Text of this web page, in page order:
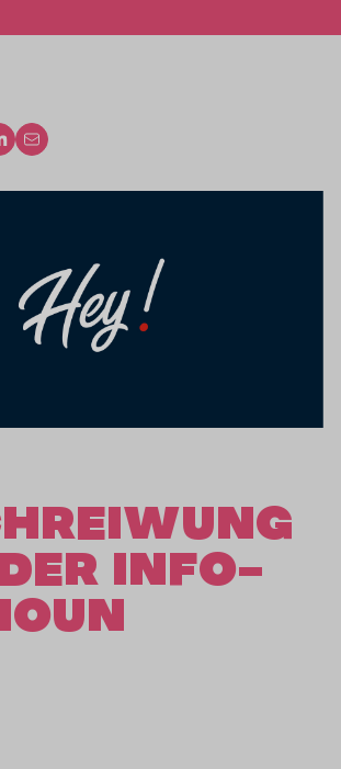
INFO-